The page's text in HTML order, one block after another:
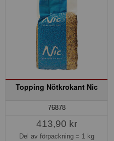
Topping Nötkrokant Nic
76878
413,90 kr
Del av förpackning = 1 kg